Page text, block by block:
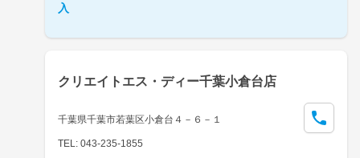
入
クリエイトエス・ディー千葉小倉台店
千葉県千葉市若葉区小倉台４－６－１
TEL: 043-235-1855